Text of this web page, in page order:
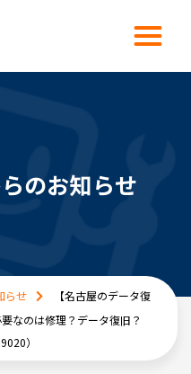
のお知らせ
らせ
【名古屋のデータ復
なのは修理？データ復旧？
9020）